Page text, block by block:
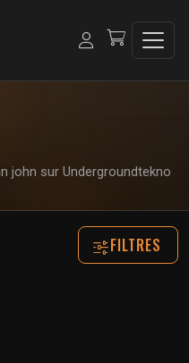
john sur Undergroundtekno
FILTRES